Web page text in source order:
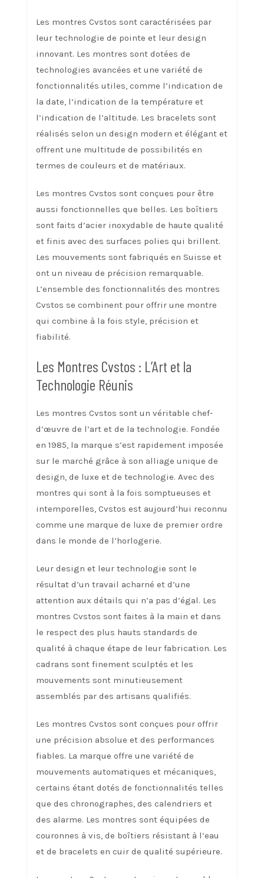
Les montres Cvstos sont caractérisées par
leur technologie de pointe et leur design
innovant. Les montres sont dotées de
technologies avancées et une variété de
fonctionnalités utiles, comme l’indication de
la date, l’indication de la température et
l’indication de l’altitude. Les bracelets sont
réalisés selon un design modern et élégant et
offrent une multitude de possibilités en
termes de couleurs et de matériaux.
Les montres Cvstos sont conçues pour être
aussi fonctionnelles que belles. Les boîtiers
sont faits d’acier inoxydable de haute qualité
et finis avec des surfaces polies qui brillent.
Les mouvements sont fabriqués en Suisse et
ont un niveau de précision remarquable.
L’ensemble des fonctionnalités des montres
Cvstos se combinent pour offrir une montre
qui combine à la fois style, précision et
fiabilité.
Les Montres Cvstos : L’Art et la
Technologie Réunis
Les montres Cvstos sont un véritable chef-
d’œuvre de l’art et de la technologie. Fondée
en 1985, la marque s’est rapidement imposée
sur le marché grâce à son alliage unique de
design, de luxe et de technologie. Avec des
montres qui sont à la fois somptueuses et
intemporelles, Cvstos est aujourd’hui reconnu
comme une marque de luxe de premier ordre
dans le monde de l’horlogerie.
Leur design et leur technologie sont le
résultat d’un travail acharné et d’une
attention aux détails qui n’a pas d’égal. Les
montres Cvstos sont faites à la main et dans
le respect des plus hauts standards de
qualité à chaque étape de leur fabrication. Les
cadrans sont finement sculptés et les
mouvements sont minutieusement
assemblés par des artisans qualifiés.
Les montres Cvstos sont conçues pour offrir
une précision absolue et des performances
fiables. La marque offre une variété de
mouvements automatiques et mécaniques,
certains étant dotés de fonctionnalités telles
que des chronographes, des calendriers et
des alarme. Les montres sont équipées de
couronnes à vis, de boîtiers résistant à l’eau
et de bracelets en cuir de qualité supérieure.